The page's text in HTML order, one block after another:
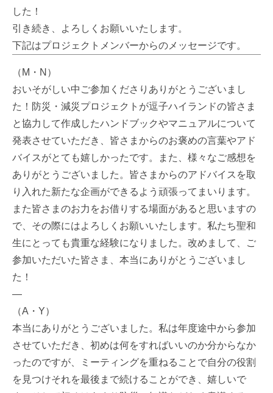
した！
引き続き、よろしくお願いいたします。
下記はプロジェクトメンバーからのメッセージです。
（M・N）
おいそがしい中ご参加くださりありがとうございまし
た！防災・減災プロジェクトが逗子ハイランドの皆さま
と協力して作成したハンドブックやマニュアルについて
発表させていただき、皆さまからのお褒めの言葉やアド
バイスがとても嬉しかったです。また、様々なご感想を
ありがとうございました。皆さまからのアドバイスを取
り入れた新たな企画ができるよう頑張ってまいります。
また皆さまのお力をお借りする場面があると思いますの
で、その際にはよろしくお願いいたします。私たち聖和
生にとっても貴重な経験になりました。改めまして、ご
参加いただいた皆さま、本当にありがとうございまし
た！
—
（A・Y）
本当にありがとうございました。私は年度途中から参加
させていただき、初めは何をすればいいのか分からなか
ったのですが、ミーティングを重ねることで自分の役割
を見つけそれを最後まで続けることができ、嬉しいで